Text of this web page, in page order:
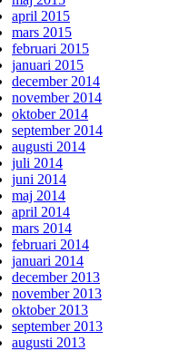
april 2015
mars 2015
februari 2015
januari 2015
december 2014
november 2014
oktober 2014
september 2014
augusti 2014
juli 2014
juni 2014
maj 2014
april 2014
mars 2014
februari 2014
januari 2014
december 2013
november 2013
oktober 2013
september 2013
augusti 2013